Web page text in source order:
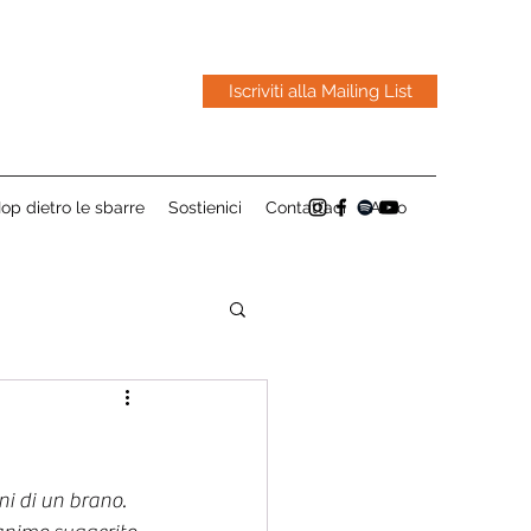
Iscriviti alla Mailing List
dietro le sbarre Sostienici Contattaci Altro
di un brano.